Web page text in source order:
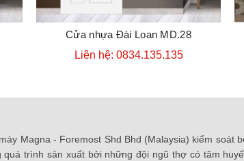
ĐẶT HÀNG
Cửa nhựa Đài Loan MD.28
Liên hệ: 0834.135.135
Magna - Foremost Shd Bhd (Malaysia) kiểm soát
trình sản xuất bởi những đội ngũ thợ có tâm